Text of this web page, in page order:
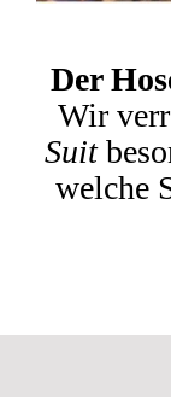
Der
Wir
Suit
welche